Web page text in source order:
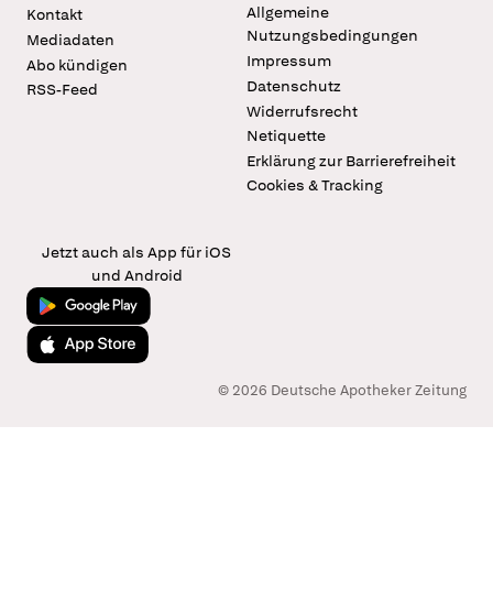
Kontakt
Mediadaten
Abo kündigen
RSS-Feed
Allgemeine
Nutzungsbedingungen
Impressum
Datenschutz
Widerrufsrecht
Netiquette
Erklärung zur Barrierefreiheit
Cookies & Tracking
Jetzt auch als App für iOS
und Android
Jetzt bei Google Play
Laden im App Store
© 2026 Deutsche Apotheker Zeitung